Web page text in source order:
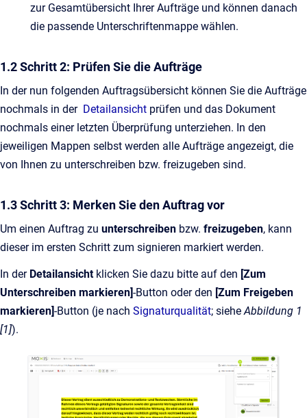
zur Gesamtübersicht Ihrer Aufträge und können danach
die passende Unterschriftenmappe wählen.
1.2 Schritt 2: Prüfen Sie die Aufträge
In der nun folgenden Auftragsübersicht können Sie die Aufträge
nochmals in der Detailansicht prüfen und das Dokument
nochmals einer letzten Überprüfung unterziehen. In den
jeweiligen Mappen selbst werden alle Aufträge angezeigt, die
von Ihnen zu unterschreiben bzw. freizugeben sind.
1.3 Schritt 3: Merken Sie den Auftrag vor
Um einen Auftrag zu unterschreiben bzw. freizugeben, kann
dieser im ersten Schritt zum signieren markiert werden.
In der Detailansicht klicken Sie dazu bitte auf den [Zum
Unterschreiben markieren]-Button oder den [Zum Freigeben
markieren]-Button (je nach Signaturqualität; sieheAbbildung 1
[1]).